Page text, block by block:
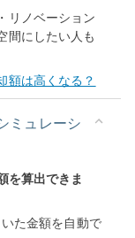
リノベーション
間にしたい人も
額は高くなる？
ミュレーシ
を算出できま
た金額を自動で